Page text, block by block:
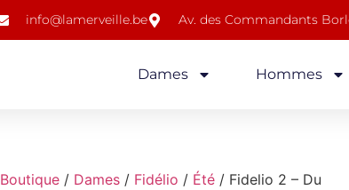
info@lamerveille.be Av. des Commandants
Dames Hommes
Boutique/ Dames/ Fidélio / Été/ Fidelio 2 – Du